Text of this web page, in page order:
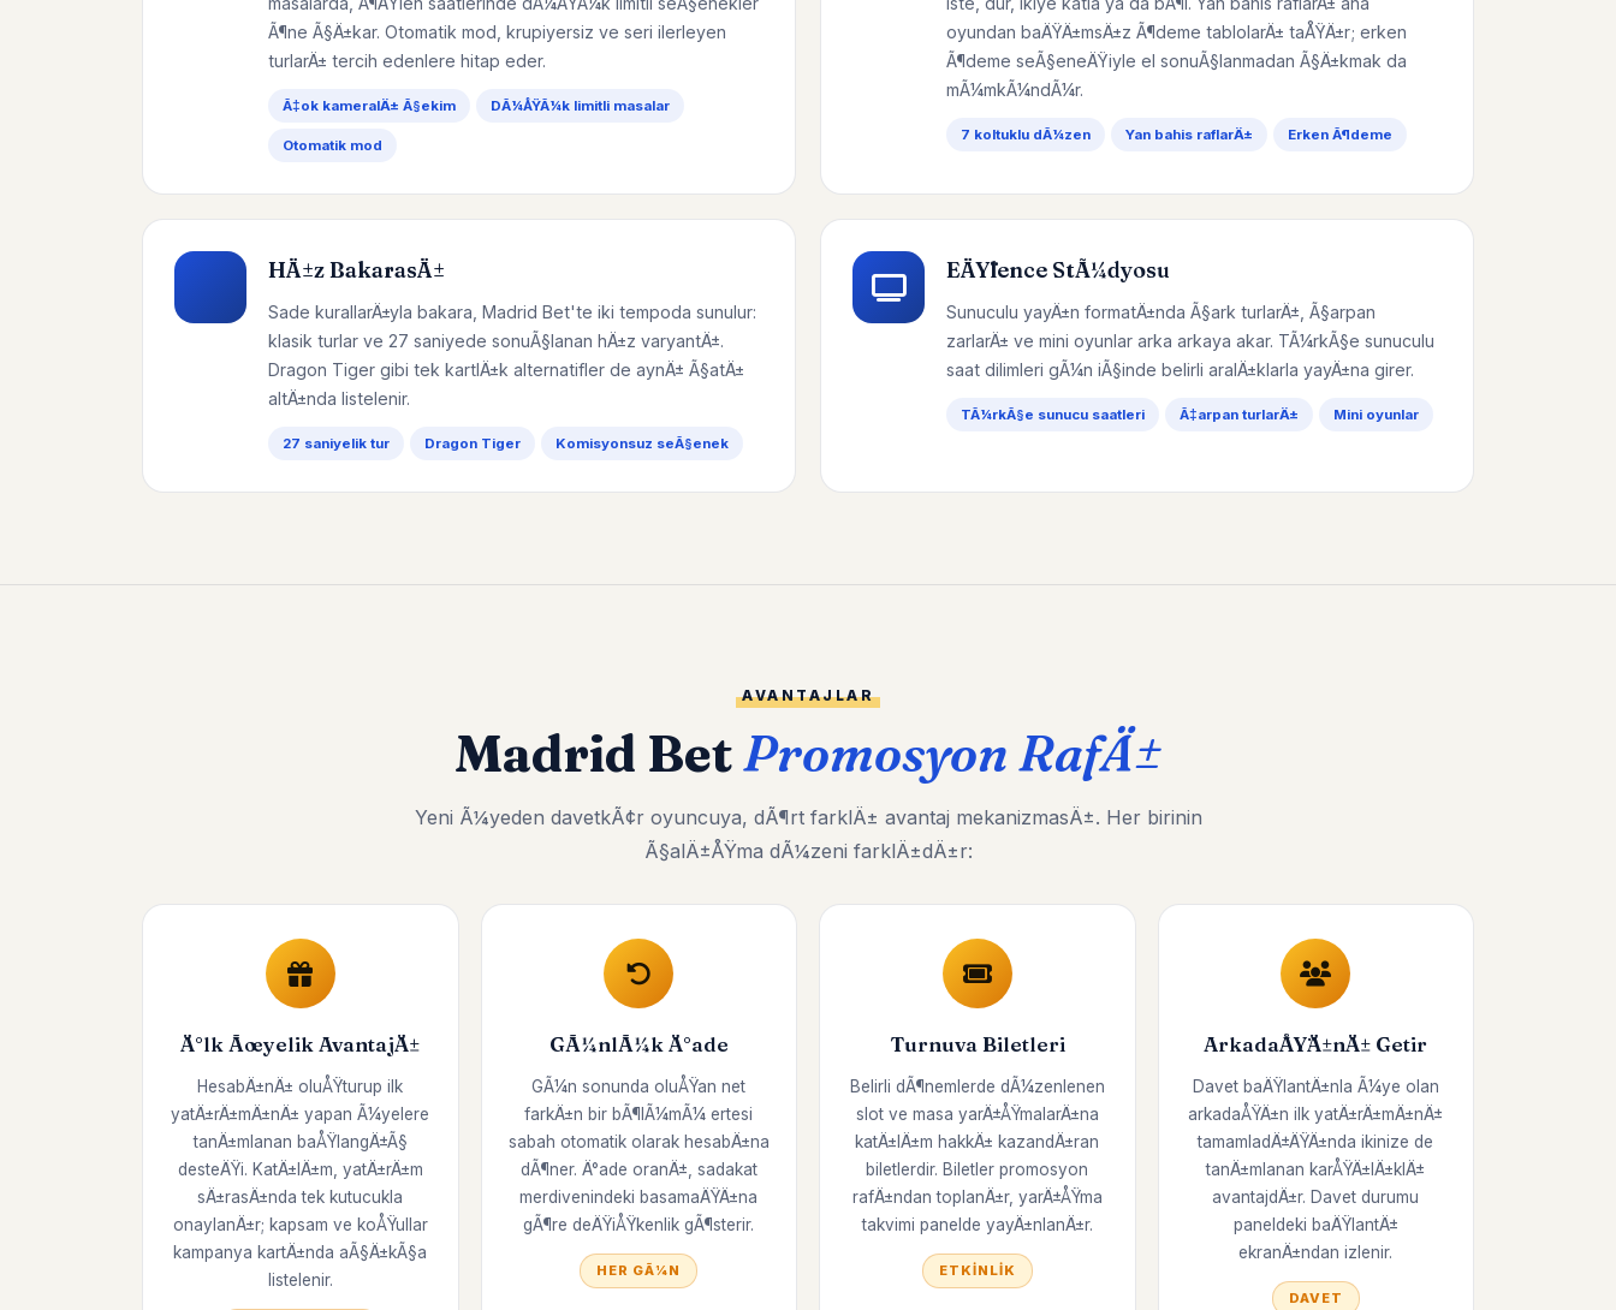
Ã¶ne Ã§Ä±kar. Otomatik mod, krupiyersiz ve seri ilerleyen
turlarÄ± tercih edenlere hitap eder.
Ã‡ok kameralÄ± Ã§ekim DÃ¼ÅŸÃ¼k limitli masalar
Otomatik mod
oyundan baÄŸÄ±msÄ±z Ã¶deme tablolarÄ± taÅŸÄ±r; erken
Ã¶deme seÃ§eneÄŸiyle el sonuÃ§lanmadan Ã§Ä±kmak da
mÃ¼mkÃ¼ndÃ¼r.
7 koltuklu dÃ¼zen Yan bahis raflarÄ± Erken Ã¶deme
HÄ±z BakarasÄ±
Sade kurallarÄ±yla bakara, Madrid Bet'te iki tempoda sunulur:
klasik turlar ve 27 saniyede sonuÃ§lanan hÄ±z varyantÄ±.
Dragon Tiger gibi tek kartlÄ±k alternatifler de aynÄ± Ã§atÄ±
altÄ±nda listelenir.
27 saniyelik tur Dragon Tiger Komisyonsuz seÃ§enek
EÄŸlence StÃ¼dyosu
Sunuculu yayÄ±n formatÄ±nda Ã§ark turlarÄ±, Ã§arpan
zarlarÄ± ve mini oyunlar arka arkaya akar. TÃ¼rkÃ§e sunuculu
saat dilimleri gÃ¼n iÃ§inde belirli aralÄ±klarla yayÄ±na girer.
TÃ¼rkÃ§e sunucu saatleri Ã‡arpan turlarÄ± Mini oyunlar
AVANTAJLAR
Madrid BetPromosyon RafÄ±
Yeni Ã¼yeden davetkÃ¢r oyuncuya, dÃ¶rt farklÄ± avantaj mekanizmasÄ±. Her birinin
Ã§alÄ±ÅŸma dÃ¼zeni farklÄ±dÄ±r:
Ä°lk Ãœyelik AvantajÄ±
HesabÄ±nÄ± oluÅŸturup ilk
yatÄ±rÄ±mÄ±nÄ± yapan Ã¼yelere
tanÄ±mlanan baÅŸlangÄ±Ã§
desteÄŸi. KatÄ±lÄ±m, yatÄ±rÄ±m
sÄ±rasÄ±nda tek kutucukla
onaylanÄ±r; kapsam ve koÅŸullar
kampanya kartÄ±nda aÃ§Ä±kÃ§a
listelenir.
GÃ¼nlÃ¼k Ä°ade
GÃ¼n sonunda oluÅŸan net
farkÄ±n bir bÃ¶lÃ¼mÃ¼ ertesi
sabah otomatik olarak hesabÄ±na
dÃ¶ner. Ä°ade oranÄ±, sadakat
merdivenindeki basamaÄŸÄ±na
gÃ¶re deÄŸiÅŸkenlik gÃ¶sterir.
HER GÃ¼N
Turnuva Biletleri
Belirli dÃ¶nemlerde dÃ¼zenlenen
slot ve masa yarÄ±ÅŸmalarÄ±na
katÄ±lÄ±m hakkÄ± kazandÄ±ran
biletlerdir. Biletler promosyon
rafÄ±ndan toplanÄ±r, yarÄ±ÅŸma
takvimi panelde yayÄ±nlanÄ±r.
ETKINLIK
ArkadaÅŸÄ±nÄ± Getir
Davet baÄŸlantÄ±nla Ã¼ye olan
arkadaÅŸÄ±n ilk yatÄ±rÄ±mÄ±nÄ±
tamamladÄ±ÄŸÄ±nda ikinize de
tanÄ±mlanan karÅŸÄ±lÄ±klÄ±
avantajdÄ±r. Davet durumu
paneldeki baÄŸlantÄ±
ekranÄ±ndan izlenir.
DAVET